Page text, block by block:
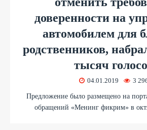
доверенности на
автомобилем для
родственников,
тысяч
04.01.2019 3
Предложение было размещено на
обращений «Менинг фикрим» в